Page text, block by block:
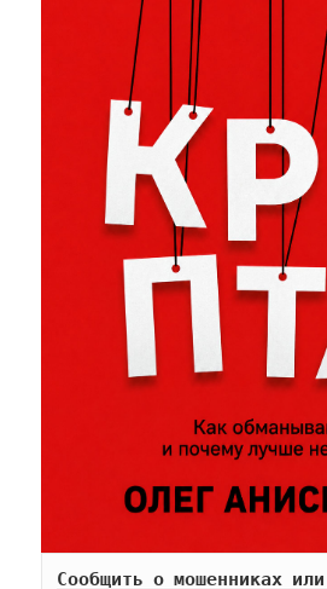
Сообщить о мошенниках